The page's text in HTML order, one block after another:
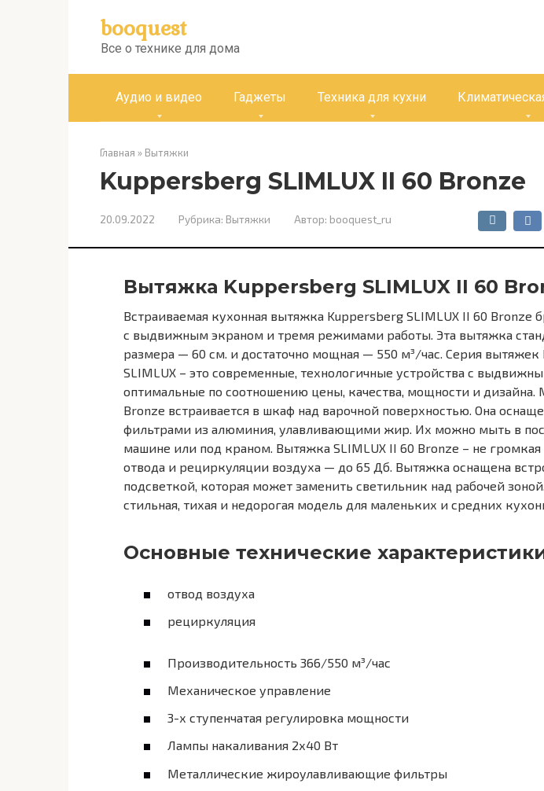
booquest
Все о технике для дома
Аудио и видео Гаджеты Техника для кухни
Главная » Вытяжки
Kuppersberg SLIMLUX II 60 Bronze
20.09.2022 Рубрика: Вытяжки Автор: booquest_ru
Вытяжка Kuppersberg SLIMLUX II 60
Встраиваемая кухонная вытяжка Kuppersberg SLIMLUX II 60 Bronze
с выдвижным экраном и тремя режимами работы. Эта вытяжка
размера — 60 см. и достаточно мощная — 550 м³/час. Серия
SLIMLUX – это современные, технологичные устройства с
оптимальные по соотношению цены, качества, мощности и дизайна.
Bronze встраивается в шкаф над варочной поверхностью. Она
фильтрами из алюминия, улавливающими жир. Их можно мыть в
машине или под краном. Вытяжка SLIMLUX II 60 Bronze – не
отвода и рециркуляции воздуха — до 65 Дб. Вытяжка оснащена
подсветкой, которая может заменить светильник над рабочей
стильная, тихая и недорогая модель для маленьких и средних
Основные технические
отвод воздуха
рециркуляция
Производительность 366/550 м³/час
Механическое управление
3-х ступенчатая регулировка мощности
Лампы накаливания 2х40 Вт
Металлические жироулавливающие фильтры